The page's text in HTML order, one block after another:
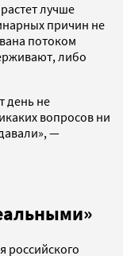
лучше
причин не
потоком
либо
день не
вопросов ни
—
российского